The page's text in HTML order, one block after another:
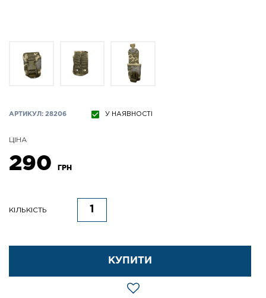
АРТИКУЛ: 28206 У НАЯВНОСТІ
ЦІНА
290 ГРН
КІЛЬКІСТЬ
КУПИТИ